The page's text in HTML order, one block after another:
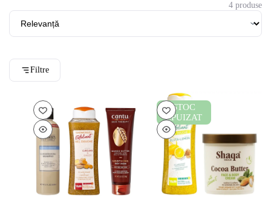
4 produse
Filtre
STOC
EPUIZAT